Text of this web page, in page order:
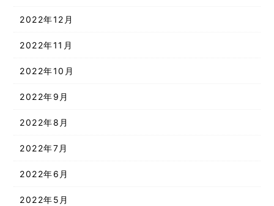
2022年12月
2022年11月
2022年10月
2022年9月
2022年8月
2022年7月
2022年6月
2022年5月